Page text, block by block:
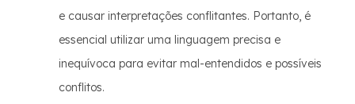
e causar interpretações conflitantes. Portanto, é
essencial utilizar uma linguagem precisa e
inequívoca para evitar mal-entendidos e possíveis
conflitos.